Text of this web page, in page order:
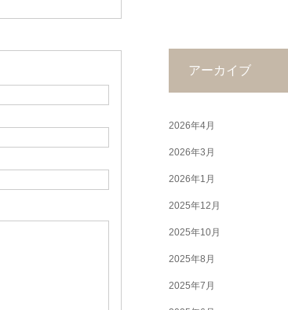
アーカイブ
2026年4月
2026年3月
2026年1月
2025年12月
2025年10月
2025年8月
2025年7月